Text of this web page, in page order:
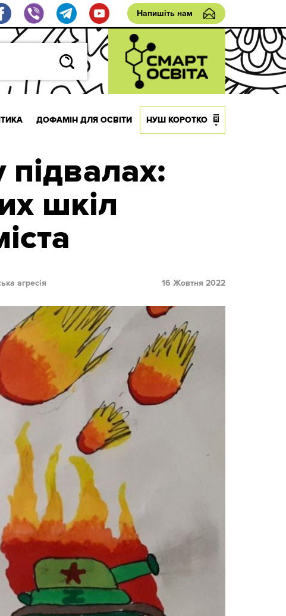
Напишіть нам
ДОФАМІН ДЛЯ ОСВІТИ НУШ КОРОТКО
підвалах:
шкіл
агресія 16 Жовтня 2022